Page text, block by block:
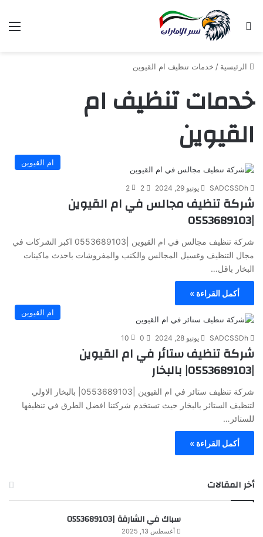
بحث عن
الرئيسية / خدمات تنظيف ام القيوين
خدمات تنظيف ام
القيوين
ام القيوين
SADCSSDh يونيو 29, 2024 2
2
شركة تنظيف مجالس في ام القيوين
|0553689103
شركة تنظيف مجالس في ام القيوين |0553689103 اكبر الشركات في
مجال التنظيف وغسيل المجالس والكنب والمفروشات باحدث ماكينات
البخار باقل…
أكمل القراءة »
ام القيوين
SADCSSDh يونيو 28, 2024 0
10
شركة تنظيف ستائر في ام القيوين
|0553689103| بالبخار
شركة تنظيف ستائر في ام القيوين |0553689103| بالبخار الاولي
لتنظيف الستائر بالبخار حيث تستخدم شركتنا افضل الطرق في تنظيفها
للستائر…
أكمل القراءة »
أخر المقالات
سباك في الشارقة |0553689103
أغسطس 13, 2025